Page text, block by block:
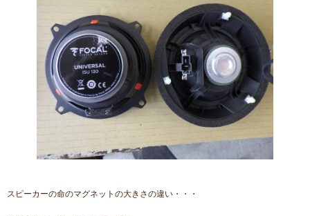
スピーカーの命のマグネットの大きさの違い・・・